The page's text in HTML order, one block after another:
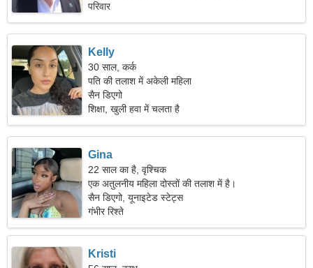
परिवार
Kelly
30 साल, कर्क
पति की तलाश में अकेली महिला
सैन डिएगो
शिक्षा, खुली हवा में चलता है
Gina
22 साल का है, वृश्चिक
एक अतुलनीय महिला दोस्तों की तलाश में है।
सैन डिएगो, यूनाइटेड स्टेट्स
गंभीर रिश्ते
Kristi